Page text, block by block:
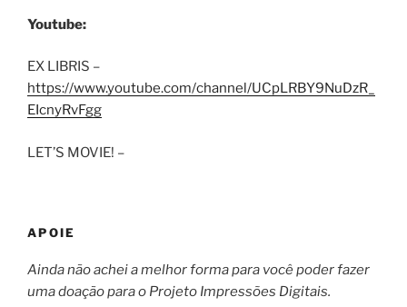
Youtube:
EX LIBRIS –
https://www.youtube.com/channel/UCpLRBY9NuDzR_
EIcnyRvFgg
LET’S MOVIE! –
APOIE
Ainda não achei a melhor forma para você poder fazer
uma doação para o Projeto Impressões Digitais.